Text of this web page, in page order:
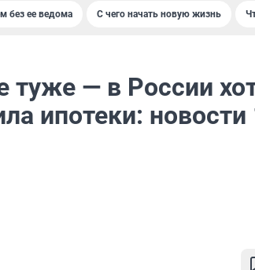
без ее ведома С чего начать новую жизнь
туже — в России
ипотеки: новости